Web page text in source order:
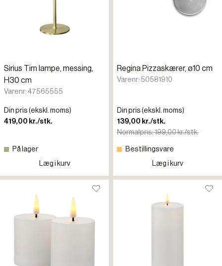
Sirius Tim lampe, messing,
H30 cm
Varenr: 47565555
Din pris (ekskl. moms)
419,00 kr./stk.
På lager
Læg i kurv
Regina Pizzaskærer, ø10 cm
Varenr: 50581910
Din pris (ekskl. moms)
139,00 kr./stk.
Normalpris: 199,00 kr./stk.
Bestillingsvare
Læg i kurv